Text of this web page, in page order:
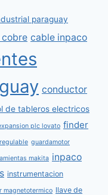
paraguay
cable inpaco
conductor
de tableros electricos
plc lovato finder
guardamotor
makita inpaco
instrumentacion
magnetotermico llave de